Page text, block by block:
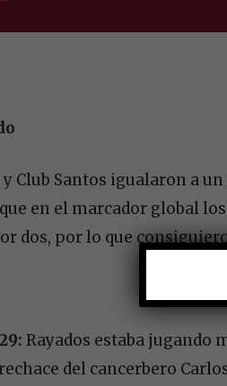
y Club Santos igualaron a
en el marcador global
dos, por lo que
Rayados estaba jugando
del cancerbero